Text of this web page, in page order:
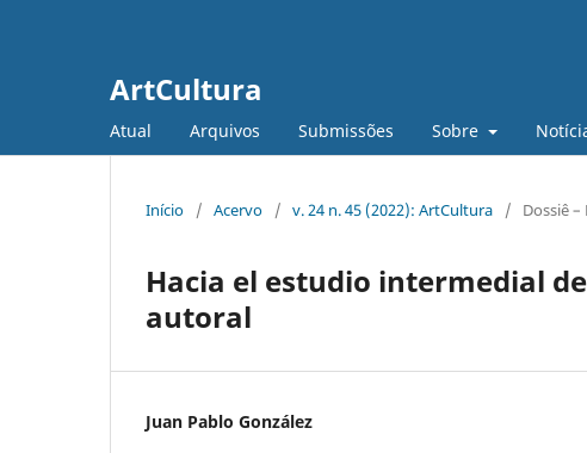
ArtCultura
Atual Arquivos Submissões Sobre
Início / Acervo / v. 24 n. 45 (2022): ArtCultura / Dossiê
Hacia el estudio intermedial
autoral
Juan Pablo González